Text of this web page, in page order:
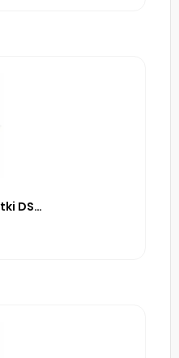
WARMTEC mata pod płytki DSE-10 100 W/m² – 1m²